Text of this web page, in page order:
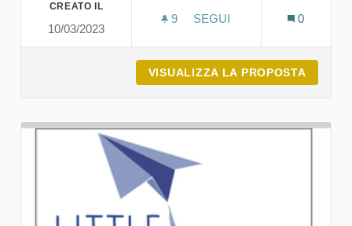
CREATO IL
10/03/2023
9 9 SOSTENITORI
SEGUI
0
VISUALIZZA LA PROPOSTA